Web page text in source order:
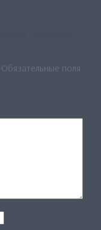
Обязательные поля